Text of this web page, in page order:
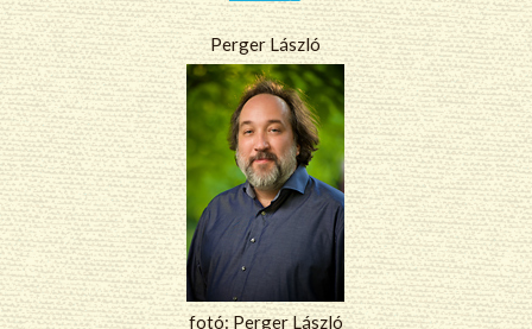
Perger László
fotó: Perger László